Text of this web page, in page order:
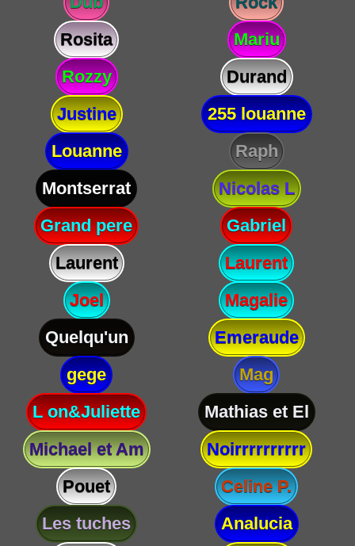
Rosita
Mariu
Rozzy
Durand
Justine
255 louanne
Louanne
Raph
Montserrat
Nicolas L
Grand pere
Gabriel
Laurent
Laurent
Joel
Magalie
Quelqu'un
Emeraude
gege
Mag
L on&Juliette
Mathias et El
Michael et Am
Noirrrrrrrrrr
Pouet
Celine P.
Les tuches
Analucia